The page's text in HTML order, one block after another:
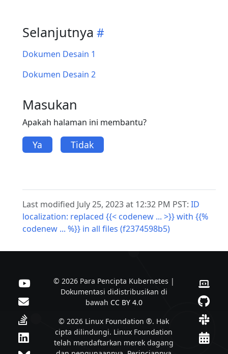
Selanjutnya
Dokumen Desain 1
Dokumen Desain 2
Masukan
Apakah halaman ini membantu?
Ya Tidak
Last modified July 25, 2023 at 12:32 PM PST: ID
localization: replaced {{< codenew ... >}} with {{%
codenew ... %}} in all files (f2374598b5)
© 2026 Para Pencipta Kubernetes |
Dokumentasi didistribusikan di
bawah CC BY 4.0
© 2026 Linux Foundation ®. Hak
cipta dilindungi. Linux Foundation
telah mendaftarkan merek dagang